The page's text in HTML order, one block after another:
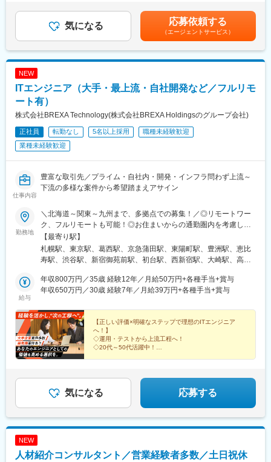
枝駅、家山駅、博多駅、小倉駅(福岡県)、太宰府駅、久留米駅、門
司港駅、天神駅、西鉄香椎駅、千早駅、福岡空港駅(鉄道)、西鉄二
日市駅、折尾駅、新宮中央駅、中洲川端駅、鹿児島中央駅前駅、
大山駅(鹿児島県)、指宿駅、川内駅(鹿児島県)、嘉例川駅、出水
駅、吉松駅、国分駅(鹿児島県)、大隅横川駅、阿久根駅、鹿児島
蘇駅、八代駅、人吉駅、水前寺公園駅、肥後大津駅、原水駅、荒
尾駅(熊本県)、南熊本駅、武蔵塚駅、宇土駅、高森駅、日奈久温泉
駅、大分駅、由布院駅、別府駅(大分県)、中津駅(大分県)、賀来
駅、日田駅、東中津駅、南由布駅、長崎駅前駅、佐世保駅、南風
崎駅、諫早駅、早岐駅、大三東駅、二重橋前駅、上野広小路駅、
高輪ゲートウェイ駅、新宿御苑前駅、新橋駅、池袋駅、牛田駅(東
京都)、秋葉原駅、神泉駅、蔵前駅、とうきょうスカイツリー駅、
西日暮里駅、新日本橋駅、浜松町駅、日比谷駅、高島町駅、桜木
町駅、伊勢佐木長者町駅、江ノ島駅、由比ケ浜駅、川崎駅、日本
大通り駅、早雲山駅、千葉駅、舞浜駅、西船橋駅、成田駅、京成
船橋駅、初富駅、中浦和駅、春日部駅、東武日光駅、今市駅、中
鉄)、鴫野駅、大阪難波駅、大阪上本町駅、新今宮駅、大阪ビジネ
スパーク駅、四ツ橋駅、公園東口駅、本町駅、山陽姫路駅、三宮
駅(神戸市営)、みなと元町駅、鳴尾・武庫川女子大前駅、中山観音
駅、宝塚南口駅、嵐電嵯峨駅、嵯峨嵐山駅、京都河原町駅、丸太
町駅(京都市営)、山科駅、宇治駅(京阪線)、四条駅(京都市営)、八
津京駅、田中口駅、名鉄名古屋駅、久屋大通駅、東別院駅、新豊
橋駅、大曽根駅、大須観音駅、浅間町駅、伊勢市駅、中之郷駅、
松駅、新静岡駅、古庄駅、吉原本町駅、祇園駅(福岡県)、九州鉄道
記念館駅、西鉄福岡駅、香椎駅、西鉄千早駅、二日市駅、呉服町
駅(福岡県)、高見橋駅、鹿児島駅前駅、中洲通駅、熊本駅前駅、人
吉温泉駅、市立体育館前駅、日田市役所前駅、五島町駅、ハウス
テンボス駅、京橋駅(東京都)、御徒町駅、泉岳寺駅、東新宿駅、築
曳舟駅、西日暮里駅(舎人ライナー)、竹橋駅、御成門駅、銀座駅、
横浜駅、馬車道駅、湘南江の島駅、石川町駅、中強羅駅、リゾー
トゲートウェイ・ステーション駅、東海神駅、三俣駅、大阪駅、
駅前駅、栄駅(愛知県)、矢場町駅、犬山遊園駅、第一通り駅、日吉
気になる 応募依頼する
（エージェントサービス）
NEW
ITエンジニア（大手・最上流・自社開発など／フルリモ
ート有）
株式会社BREXA Technology(株式会社BREXA Holdingsのグループ会社)
正社員 転勤なし 5名以上採用
職種未経験歓迎
業種未経験歓迎
仕事内容
豊富な取引先／プライム・自社内・開発・インフラ問わず上流～
下流の多様な案件から希望踏まえアサイン
勤務地
＼北海道～関東～九州まで、多拠点での募集！／◎リモートワー
ク、フルリモートも可能！◎お住まいからの通勤圏内を考慮し、
配属先を決定します。【配属プロジェクト先】北海道：北海道
（札幌）東北：宮城（仙台）関東：東京、神奈川、埼玉、千葉、
茨城県、栃木県、群馬県東海：愛知、岐阜、三重、静岡関西：大
口、香川、愛媛、徳島九州：福岡、熊本、大分※配属先や就業条件
は希望を考慮します※U・Iターン歓迎※引越費用会社負担（規定あ
でも、受動喫煙対策あり（屋内全面禁煙）★受動喫煙対策：屋内
全面禁煙
【最寄り駅】
札幌駅、東京駅、葛西駅、京急蒲田駅、東陽町駅、豊洲駅、恵比
寿駅、渋谷駅、新宿御苑前駅、初台駅、西新宿駅、大崎駅、高輪
駅(東京都)、稲荷町駅(東京都)、神田駅(東京都)、飯田橋駅、大手
町駅(東京都)、御茶ノ水駅、九段下駅、秋葉原駅、市ケ谷駅、半蔵
宮前駅、八丁堀駅(東京都)、学習院下駅、池袋駅、東池袋駅、中野
駅(東京都)、中野坂上駅、赤坂駅(東京都)、高輪ゲートウェイ駅、
三田駅(東京都)、田町駅(東京都)、東京テレポート駅、虎ノ門ヒル
ズ駅、神谷町駅、汐留駅、乃木坂駅、目黒駅、横浜駅、新百合ケ
丘駅、天空橋駅、川崎駅、新川崎駅、武蔵新城駅、新丸子駅、石
鶴見駅、戸塚駅、みなとみらい駅、新高島駅、天王町駅、鴨居
駅、大宮駅(埼玉県)、北朝霞駅、春日部駅、川口駅、川越駅、久喜
駅、熊谷駅、新越谷駅、浦和駅、さいたま新都心駅、武蔵浦和
駅、伏見駅(愛知県)、栄駅(愛知県)、金山駅(愛知県)、千種駅、三
給与
年収800万円／35歳 経験12年／月給50万円+各種手当+賞与
年収650万円／30歳 経験7年／月給39万円+各種手当+賞与
【正しい評価×明確なステップで理想のITエンジニア
へ！】
◇運用・テストから上流工程へ！
◇20代～50代活躍中！
◇リモートワーク可（案件による）
気になる 応募する
NEW
人材紹介コンサルタント／営業経験者多数／土日祝休